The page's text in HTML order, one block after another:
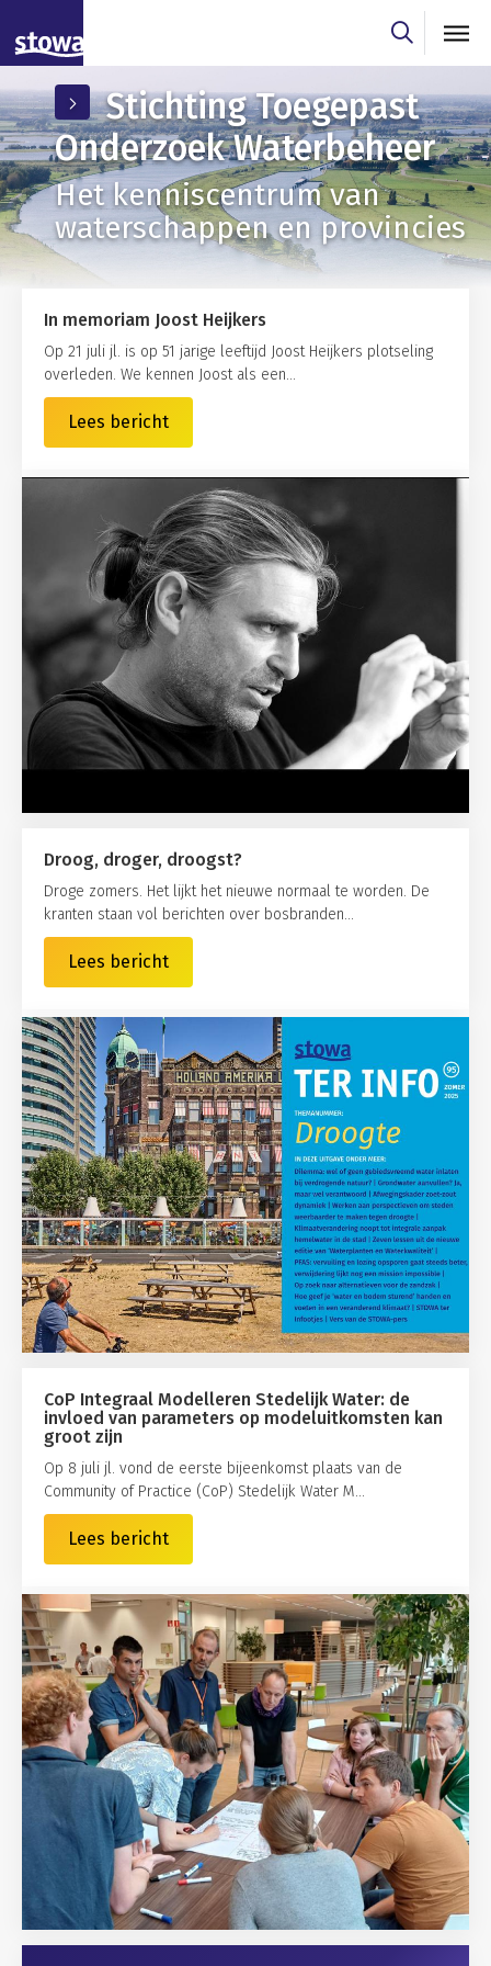
Skip to main content
Skip to main nav
Stichting Toegepast
Onderzoek Waterbeheer
Het kenniscentrum van
waterschappen en provincies
In memoriam Joost Heijkers
Op 21 juli jl. is op 51 jarige leeftijd Joost Heijkers plotseling
overleden. We kennen Joost als een...
Lees bericht
Droog, droger, droogst?
Droge zomers. Het lijkt het nieuwe normaal te worden. De
kranten staan vol berichten over bosbranden...
Lees bericht
CoP Integraal Modelleren Stedelijk Water: de
invloed van parameters op modeluitkomsten kan
groot zijn
Op 8 juli jl. vond de eerste bijeenkomst plaats van de
Community of Practice (CoP) Stedelijk Water M...
Lees bericht